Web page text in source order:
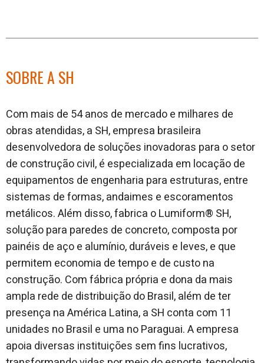
SOBRE A SH
Com mais de 54 anos de mercado e milhares de
obras atendidas, a SH, empresa brasileira
desenvolvedora de soluções inovadoras para o setor
de construção civil, é especializada em locação de
equipamentos de engenharia para estruturas, entre
sistemas de formas, andaimes e escoramentos
metálicos. Além disso, fabrica o Lumiform® SH,
solução para paredes de concreto, composta por
painéis de aço e alumínio, duráveis e leves, e que
permitem economia de tempo e de custo na
construção. Com fábrica própria e dona da mais
ampla rede de distribuição do Brasil, além de ter
presença na América Latina, a SH conta com 11
unidades no Brasil e uma no Paraguai. A empresa
apoia diversas instituições sem fins lucrativos,